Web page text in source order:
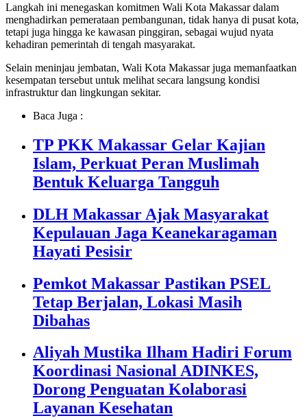
Langkah ini menegaskan komitmen Wali Kota Makassar dalam
menghadirkan pemerataan pembangunan, tidak hanya di pusat kota,
tetapi juga hingga ke kawasan pinggiran, sebagai wujud nyata
kehadiran pemerintah di tengah masyarakat.
Selain meninjau jembatan, Wali Kota Makassar juga memanfaatkan
kesempatan tersebut untuk melihat secara langsung kondisi
infrastruktur dan lingkungan sekitar.
Baca Juga :
TP PKK Makassar Gelar Kajian
Islam, Perkuat Peran Muslimah
Bentuk Keluarga Tangguh
DLH Makassar Ajak Masyarakat
Kepulauan Jaga Keanekaragaman
Hayati Pesisir
Pemkot Makassar Pastikan PSEL
Tetap Berjalan, Lokasi Masih
Dibahas
Aliyah Mustika Ilham Hadiri Forum
Koordinasi Nasional ADINKES,
Dorong Penguatan Kolaborasi
Layanan Kesehatan